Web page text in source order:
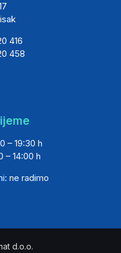
416
458
– 19:30 h
– 14:00 h
ne radimo
d.o.o.